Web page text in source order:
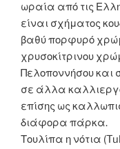
ωραία από τις
είναι σχήματος
βαθύ πορφυρό
χρυσοκίτρινου
Πελοποννήσου
σε άλλα
επίσης ως
διάφορα πάρκα.
Τουλίπα η νότια